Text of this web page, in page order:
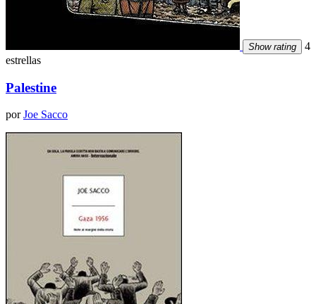
Show rating
4
estrellas
Palestine
porJoe Sacco